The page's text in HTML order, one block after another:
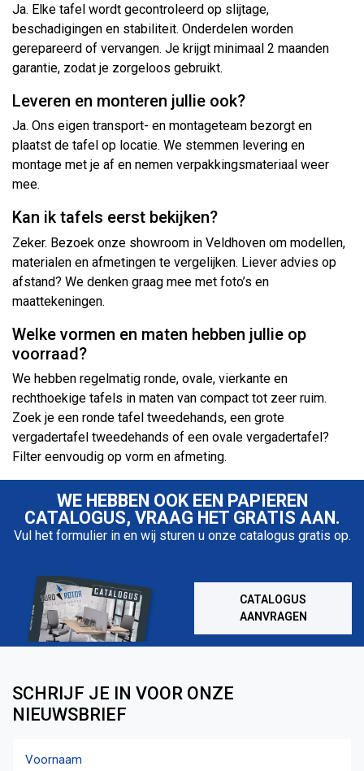
Ja. Elke tafel wordt gecontroleerd op slijtage,
beschadigingen en stabiliteit. Onderdelen worden
gerepareerd of vervangen. Je krijgt minimaal 2 maanden
garantie, zodat je zorgeloos gebruikt.
Leveren en monteren jullie ook?
Ja. Ons eigen transport- en montageteam bezorgt en
plaatst de tafel op locatie. We stemmen levering en
montage met je af en nemen verpakkingsmateriaal weer
mee.
Kan ik tafels eerst bekijken?
Zeker. Bezoek onze showroom in Veldhoven om modellen,
materialen en afmetingen te vergelijken. Liever advies op
afstand? We denken graag mee met foto’s en
maattekeningen.
Welke vormen en maten hebben jullie op
voorraad?
We hebben regelmatig ronde, ovale, vierkante en
rechthoekige tafels in maten van compact tot zeer ruim.
Zoek je een ronde tafel tweedehands, een grote
vergadertafel tweedehands of een ovale vergadertafel?
Filter eenvoudig op vorm en afmeting.
WE HEBBEN OOK EEN PAPIEREN
CATALOGUS, VRAAG HET GRATIS AAN.
Vul het formulier in en wij sturen u onze catalogus gratis op.
CATALOGUS
AANVRAGEN
SCHRIJF JE IN VOOR ONZE
NIEUWSBRIEF